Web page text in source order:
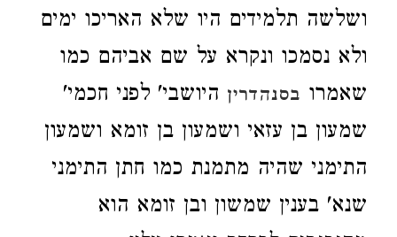
ושלשה תלמידים היו שלא האריכו ימים
ולא נסמכו ונקרא על שם אביהם כמו
שאמרו בסנהדרין היושבי' לפני חכמי'
שמעון בן עזאי ושמעון בן זומא ושמעון
התימני שהיה מתמנת כמו חתן התימני
שנא' בענין שמשון ובן זומא הוא